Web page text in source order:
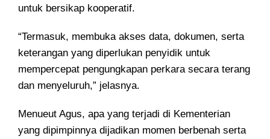
untuk bersikap kooperatif.
“Termasuk, membuka akses data, dokumen, serta
keterangan yang diperlukan penyidik untuk
mempercepat pengungkapan perkara secara terang
dan menyeluruh,” jelasnya.
Menueut Agus, apa yang terjadi di Kementerian
yang dipimpinnya dijadikan momen berbenah serta